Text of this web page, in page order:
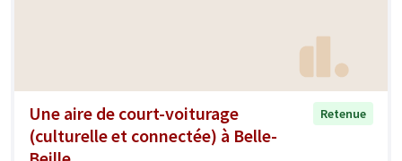
Une aire de court-voiturage
(culturelle et connectée) à Belle-
Retenue